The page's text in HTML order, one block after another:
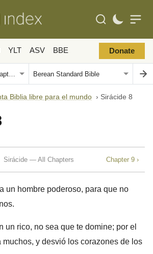
YLT ASV BBE Donate
Biblia libre para el mundo › Sirácide 8
Sirácide — All Chapters Chapter 9 ›
un hombre poderoso, para que no
un rico, no sea que te domine; por el
muchos, y desvió los corazones de los